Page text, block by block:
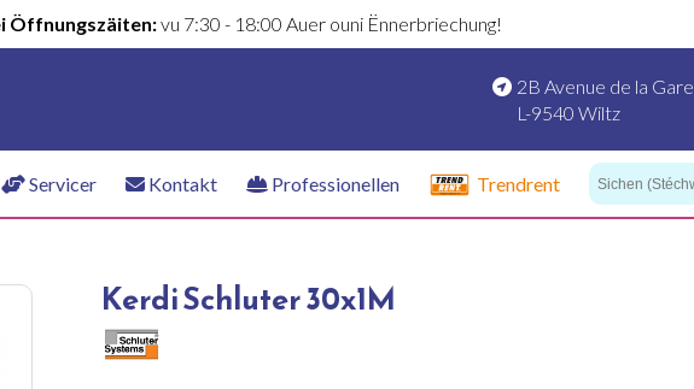
Öffnungszäiten:vu 7:30 - 18:00 Auer ouni Ënnerbriechung!
2B Avenue de la Gare
L-9540 Wiltz
Servicer Kontakt Professionellen Trendrent
Kerdi Schluter 30x1M